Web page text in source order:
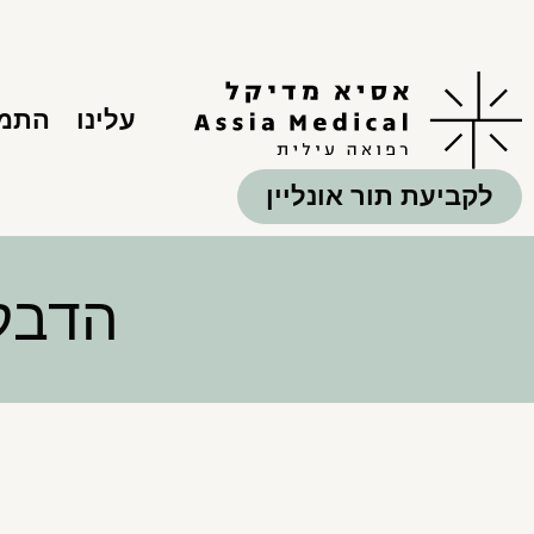
עלינו
לקביעת תור אונליין